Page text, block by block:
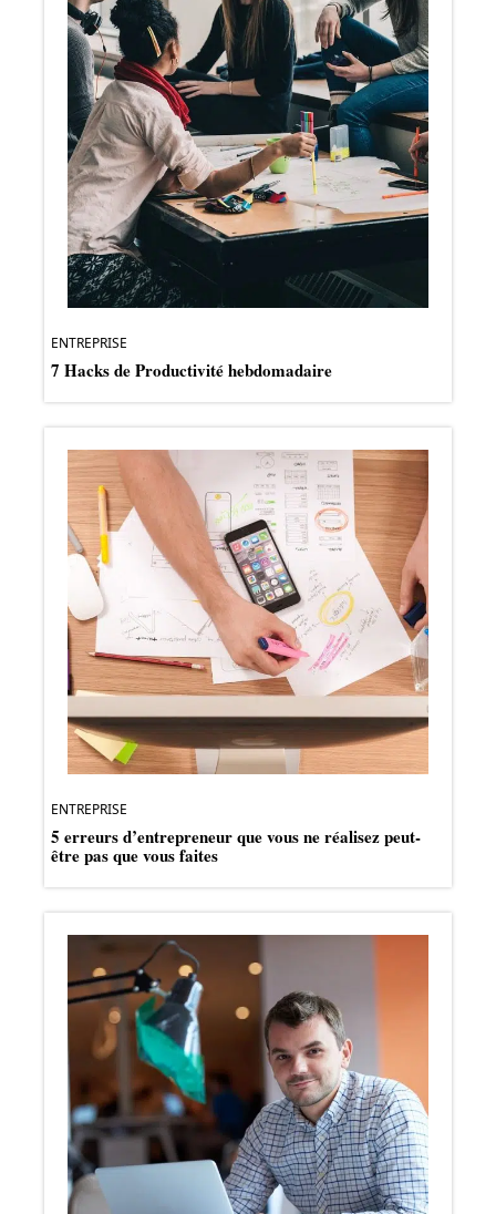
ENTREPRISE
7 Hacks de Productivité hebdomadaire
ENTREPRISE
5 erreurs d’entrepreneur que vous ne réalisez peut-
être pas que vous faites